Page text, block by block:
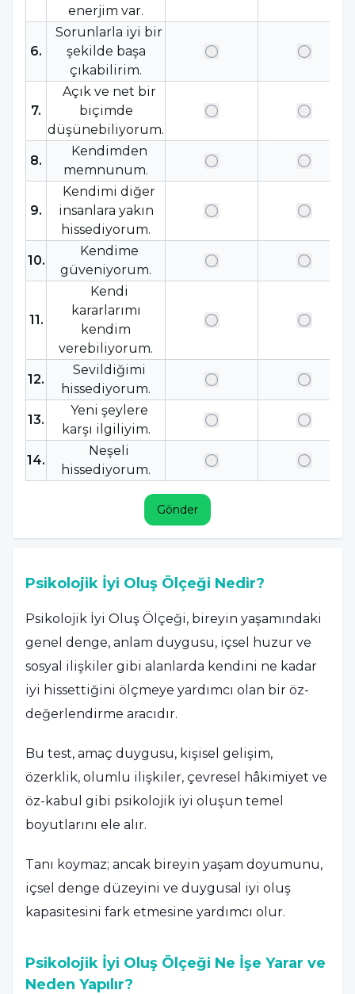
enerjim var.
6.
Sorunlarla iyi bir
şekilde başa
çıkabilirim.
7.
Açık ve net bir
biçimde
düşünebiliyorum.
8.
Kendimden
memnunum.
9.
Kendimi diğer
insanlara yakın
hissediyorum.
10.
Kendime
güveniyorum.
11.
Kendi
kararlarımı
kendim
verebiliyorum.
12.
Sevildiğimi
hissediyorum.
13.
Yeni şeylere
karşı ilgiliyim.
14.
Neşeli
hissediyorum.
Gönder
Psikolojik İyi Oluş Ölçeği Nedir?
Psikolojik İyi Oluş Ölçeği, bireyin yaşamındaki
genel denge, anlam duygusu, içsel huzur ve
sosyal ilişkiler gibi alanlarda kendini ne kadar
iyi hissettiğini ölçmeye yardımcı olan bir öz-
değerlendirme aracıdır.
Bu test, amaç duygusu, kişisel gelişim,
özerklik, olumlu ilişkiler, çevresel hâkimiyet ve
öz-kabul gibi psikolojik iyi oluşun temel
boyutlarını ele alır.
Tanı koymaz; ancak bireyin yaşam doyumunu,
içsel denge düzeyini ve duygusal iyi oluş
kapasitesini fark etmesine yardımcı olur.
Psikolojik İyi Oluş Ölçeği Ne İşe Yarar ve
Neden Yapılır?